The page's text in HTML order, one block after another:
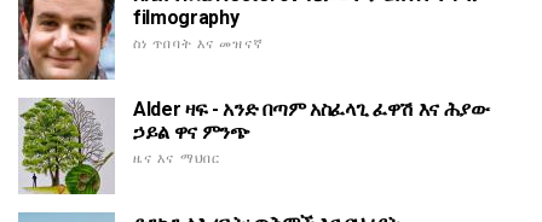
filmography
ስነ ጥበባት እና መዝናኛ
Alder ዛፍ - አንድ በጣም አስፈላጊ ፈዋሽ እና ሕያው
ኃይል ዋና ምንጭ
ዜና እና ማህበር